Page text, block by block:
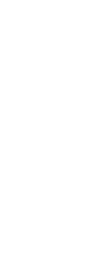
Suède est
calandre
par Pininfarina
pour les
du
MC Stradale 2012 import Suède
l’espace
proposant
260 l de